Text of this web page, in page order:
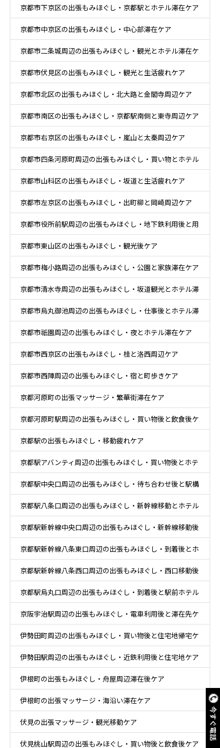
今すぐ電話
京都市下京区の出張もみほぐし・京都駅とホテル滞在ケア
京都市中京区の出張もみほぐし・中心部滞在ケア
京都市二条城周辺の出張もみほぐし・観光とホテル滞在ケ
ア
京都市伏見区の出張もみほぐし・観光と生活疲れケア
京都市北区の出張もみほぐし・北大路と金閣寺周辺ケア
京都市南区の出張もみほぐし・京都駅南側と東寺周辺ケア
京都市右京区の出張もみほぐし・嵐山と太秦周辺ケア
京都市四条河原町周辺の出張もみほぐし・買い物とホテル
滞在ケア
京都市山科区の出張もみほぐし・坂道と生活疲れケア
京都市左京区の出張もみほぐし・出町柳と岡崎周辺ケア
京都市役所前駅周辺の出張もみほぐし・地下鉄利用後と用
事後ケア
京都市東山区の出張もみほぐし・観光後ケア
京都市梅小路周辺の出張もみほぐし・公園と家族滞在ケア
京都市清水寺周辺の出張もみほぐし・坂道観光とホテル滞
在ケア
京都市烏丸御池周辺の出張もみほぐし・仕事後とホテル滞
在ケア
京都市祇園周辺の出張もみほぐし・夜とホテル滞在ケア
京都市西京区の出張もみほぐし・桂と洛西周辺ケア
京都市西陣周辺の出張もみほぐし・宿と町歩きケア
京都河原町の出張マッサージ・繁華街滞在ケア
京都河原町駅周辺の出張もみほぐし・買い物後と飲食後ケ
ア
京都駅の出張もみほぐし・移動疲れケア
京都駅アバンティ周辺の出張もみほぐし・買い物後とホテ
ル休息ケア
京都駅中央口周辺の出張もみほぐし・待ち合わせ後と駅構
内移動ケア
京都駅八条口周辺の出張もみほぐし・新幹線移動とホテル
滞在ケア
京都駅新幹線中央口周辺の出張もみほぐし・新幹線移動後
と乗換ケア
京都駅新幹線八条東口周辺の出張もみほぐし・到着後とホ
テル休息ケア
京都駅新幹線八条西口周辺の出張もみほぐし・西口移動後
とホテル休息ケア
京都駅烏丸口周辺の出張もみほぐし・到着後と駅前ホテル
ケア
京阪宇治駅周辺の出張もみほぐし・電車利用後と滞在先ケ
ア
伊勢田町周辺の出張もみほぐし・買い物後と住宅地帰宅ケ
ア
伊勢田駅周辺の出張もみほぐし・近鉄利用後と住宅地ケア
伊根町の出張もみほぐし・舟屋周辺滞在後ケア
伊根町の出張マッサージ・海沿い滞在ケア
伏見の出張マッサージ・観光移動ケア
伏見桃山駅周辺の出張もみほぐし・買い物後と飲食後ケア